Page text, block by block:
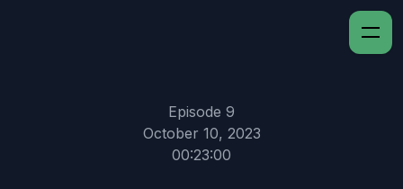
Episode 9
October 10, 2023
00:23:00